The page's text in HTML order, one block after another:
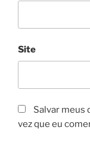
Site
Salvar meus
vez que eu